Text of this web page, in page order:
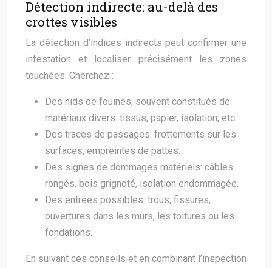
Détection indirecte: au-delà des
crottes visibles
La détection d’indices indirects peut confirmer une
infestation et localiser précisément les zones
touchées. Cherchez :
Des nids de fouines, souvent constitués de
matériaux divers: tissus, papier, isolation, etc.
Des traces de passages: frottements sur les
surfaces, empreintes de pattes.
Des signes de dommages matériels: câbles
rongés, bois grignoté, isolation endommagée.
Des entrées possibles: trous, fissures,
ouvertures dans les murs, les toitures ou les
fondations.
En suivant ces conseils et en combinant l’inspection